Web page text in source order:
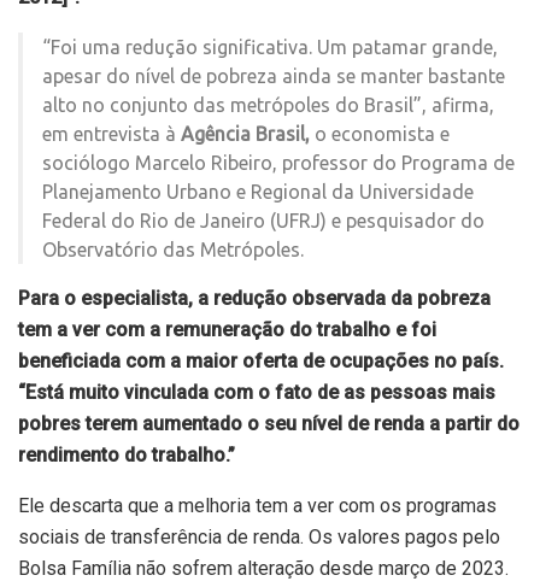
“Foi uma redução significativa. Um patamar grande,
apesar do nível de pobreza ainda se manter bastante
alto no conjunto das metrópoles do Brasil”, afirma,
em entrevista à Agência Brasil, o economista e
sociólogo Marcelo Ribeiro, professor do Programa de
Planejamento Urbano e Regional da Universidade
Federal do Rio de Janeiro (UFRJ) e pesquisador do
Observatório das Metrópoles.
Para o especialista, a redução observada da pobreza
tem a ver com a remuneração do trabalho e foi
beneficiada com a maior oferta de ocupações no país.
“Está muito vinculada com o fato de as pessoas mais
pobres terem aumentado o seu nível de renda a partir do
rendimento do trabalho.”
Ele descarta que a melhoria tem a ver com os programas
sociais de transferência de renda. Os valores pagos pelo
Bolsa Família não sofrem alteração desde março de 2023.